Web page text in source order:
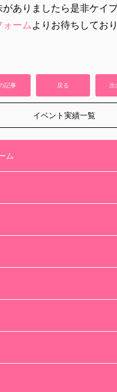
ありましたら是非ケイ
ームよりお待ちしており
記事 戻る 次
イベント実績一覧
ム